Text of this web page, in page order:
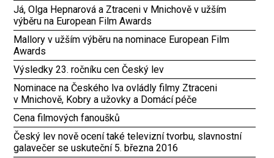
Já, Olga Hepnarová a Ztraceni v Mnichově v užším
výběru na European Film Awards
Mallory v užším výběru na nominace European Film
Awards
Výsledky 23. ročníku cen Český lev
Nominace na Českého lva ovládly filmy Ztraceni
v Mnichově, Kobry a užovky a Domácí péče
Cena filmových fanoušků
Český lev nově ocení také televizní tvorbu, slavnostní
galavečer se uskuteční 5. března 2016